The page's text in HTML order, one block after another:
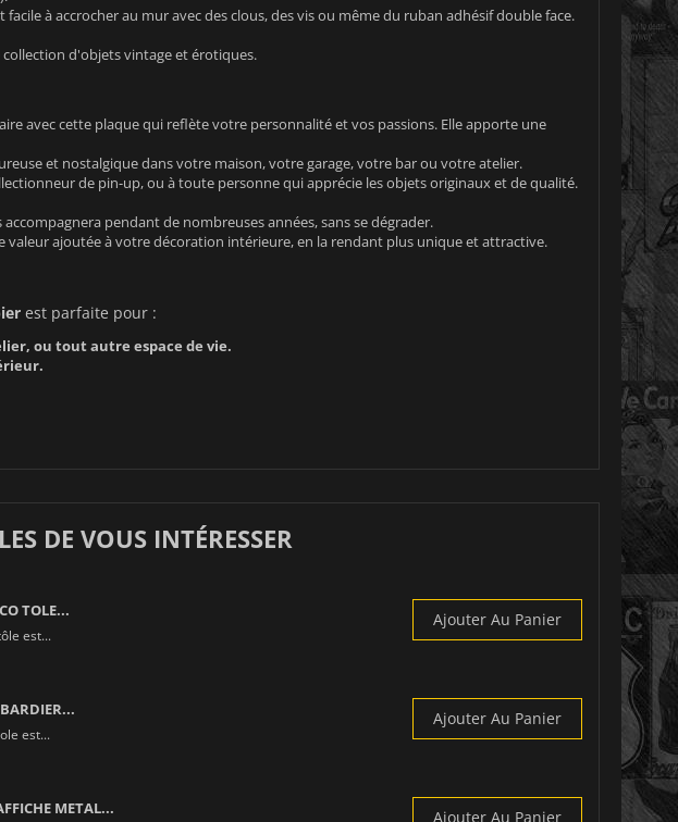
à accrocher au mur avec des clous, des vis ou même du ruban adhésif double face.
d'objets vintage et érotiques.
avec cette plaque qui reflète votre personnalité et vos passions. Elle apporte une
et nostalgique dans votre maison, votre garage, votre bar ou votre atelier.
de pin-up, ou à toute personne qui apprécie les objets originaux et de qualité.
pendant de nombreuses années, sans se dégrader.
valeur ajoutée à votre décoration intérieure, en la rendant plus unique et attractive.
est parfaite pour :
ou tout autre espace de vie.
DE VOUS INTÉRESSER
TOLE...
est...
Ajouter Au Panier
est...
Ajouter Au Panier
METAL... Ajouter Au Panier